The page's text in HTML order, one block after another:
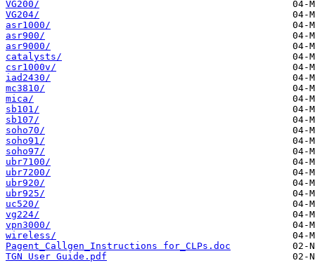
VG200/
VG204/
asr1000/
asr900/
asr9000/
catalysts/
csr1000v/
iad2430/
mc3810/
mica/
sb101/
sb107/
soho70/
soho91/
soho97/
ubr7100/
ubr7200/
ubr920/
ubr925/
uc520/
vg224/
vpn3000/
wireless/
Pagent_Callgen_Instructions for_CLPs.doc
TGN User Guide.pdf